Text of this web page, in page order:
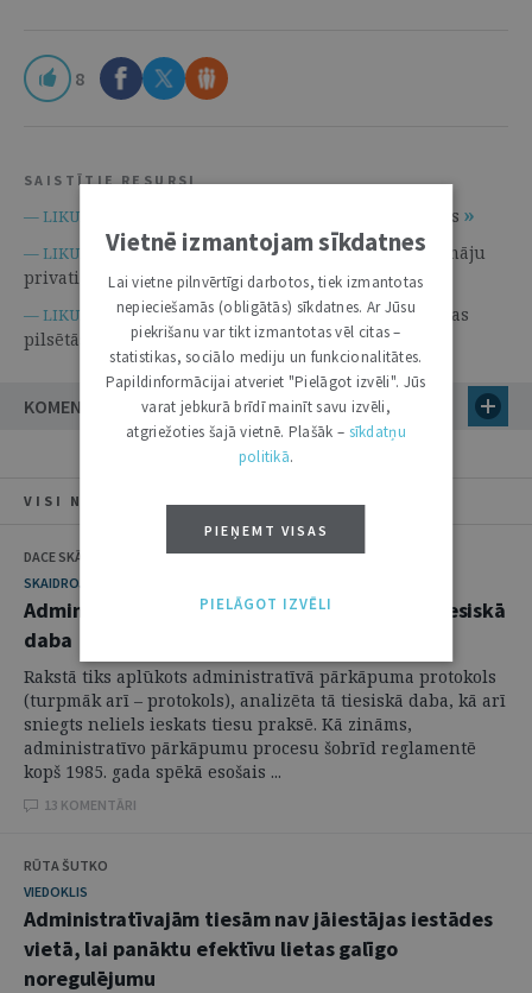
8
SAISTĪTIE RESURSI
— LIKUMI.LV — Dzīvojamo māju pārvaldīšanas likums
— LIKUMI.LV — Par valsts un pašvaldību dzīvojamo māju
privatizāciju
— LIKUMI.LV — Par zemes reformu Latvijas Republikas
pilsētās
KOMENTĀRI (1)
VISI NUMURA RAKSTI
DACE SKĀMANE
SKAIDROJUMI. VIEDOKĻI
Administratīvā pārkāpuma protokols un tā tiesiskā
daba
Rakstā tiks aplūkots administratīvā pārkāpuma protokols
(turpmāk arī – protokols), analizēta tā tiesiskā daba, kā arī
sniegts neliels ieskats tiesu praksē. Kā zināms,
administratīvo pārkāpumu procesu šobrīd reglamentē
kopš 1985. gada spēkā esošais ...
13 KOMENTĀRI
RŪTA ŠUTKO
VIEDOKLIS
Administratīvajām tiesām nav jāiestājas iestādes
vietā, lai panāktu efektīvu lietas galīgo
noregulējumu
Vietnē izmantojam sīkdatnes
Lai vietne pilnvērtīgi darbotos, tiek izmantotas
nepieciešamās (obligātās) sīkdatnes. Ar Jūsu
piekrišanu var tikt izmantotas vēl citas –
statistikas, sociālo mediju un funkcionalitātes.
Papildinformācijai atveriet "Pielāgot izvēli". Jūs
varat jebkurā brīdī mainīt savu izvēli,
atgriežoties šajā vietnē. Plašāk – sīkdatņu
politikā.
PIEŅEMT VISAS
PIELĀGOT IZVĒLI